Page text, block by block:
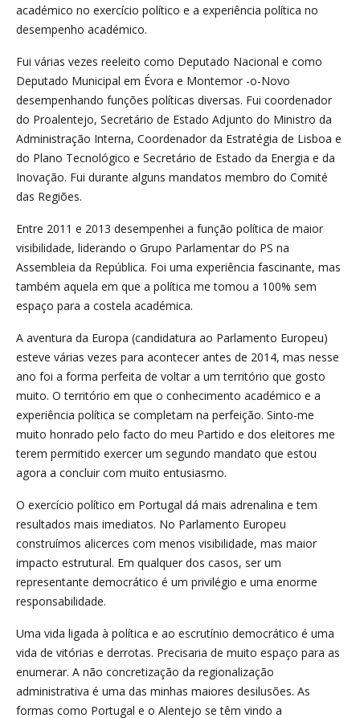
académico no exercício político e a experiência política no
desempenho académico.
Fui várias vezes reeleito como Deputado Nacional e como
Deputado Municipal em Évora e Montemor -o-Novo
desempenhando funções políticas diversas. Fui coordenador
do Proalentejo, Secretário de Estado Adjunto do Ministro da
Administração Interna, Coordenador da Estratégia de Lisboa e
do Plano Tecnológico e Secretário de Estado da Energia e da
Inovação. Fui durante alguns mandatos membro do Comité
das Regiões.
Entre 2011 e 2013 desempenhei a função política de maior
visibilidade, liderando o Grupo Parlamentar do PS na
Assembleia da República. Foi uma experiência fascinante, mas
também aquela em que a política me tomou a 100% sem
espaço para a costela académica.
A aventura da Europa (candidatura ao Parlamento Europeu)
esteve várias vezes para acontecer antes de 2014, mas nesse
ano foi a forma perfeita de voltar a um território que gosto
muito. O território em que o conhecimento académico e a
experiência política se completam na perfeição. Sinto-me
muito honrado pelo facto do meu Partido e dos eleitores me
terem permitido exercer um segundo mandato que estou
agora a concluir com muito entusiasmo.
O exercício político em Portugal dá mais adrenalina e tem
resultados mais imediatos. No Parlamento Europeu
construímos alicerces com menos visibilidade, mas maior
impacto estrutural. Em qualquer dos casos, ser um
representante democrático é um privilégio e uma enorme
responsabilidade.
Uma vida ligada à política e ao escrutínio democrático é uma
vida de vitórias e derrotas. Precisaria de muito espaço para as
enumerar. A não concretização da regionalização
administrativa é uma das minhas maiores desilusões. As
formas como Portugal e o Alentejo se têm vindo a